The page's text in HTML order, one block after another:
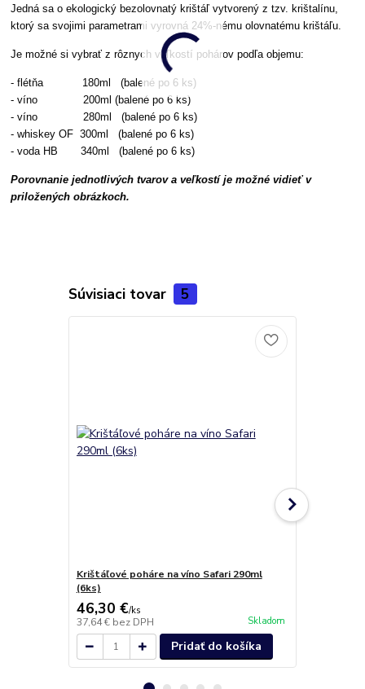
Jedná sa o ekologický bezolovnatý krištáľ vytvorený z tzv. krištalínu,
ktorý sa svojimi parametrami vyrovná 24%-nému olovnatému krištáľu.
Je možné si vybrať z rôznych veľkostí pohárov podľa objemu:
- flétňa 180ml (balené po 6 ks)
- víno 200ml (balené po 6 ks)
- víno 280ml(balené po 6 ks)
- whiskey OF 300ml (balené po 6 ks)
- voda HB 340ml (balené po 6 ks)
Porovnanie jednotlivých tvarov a veľkostí je možné vidieť v
priložených obrázkoch.
Súvisiaci tovar 5
Krištáľové poháre na víno Safari 290ml
(6ks)
46,30 €/ks
37,64 € bez DPH Skladom
Pridať do košíka